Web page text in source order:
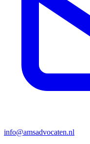
info@amsadvocaten.nl